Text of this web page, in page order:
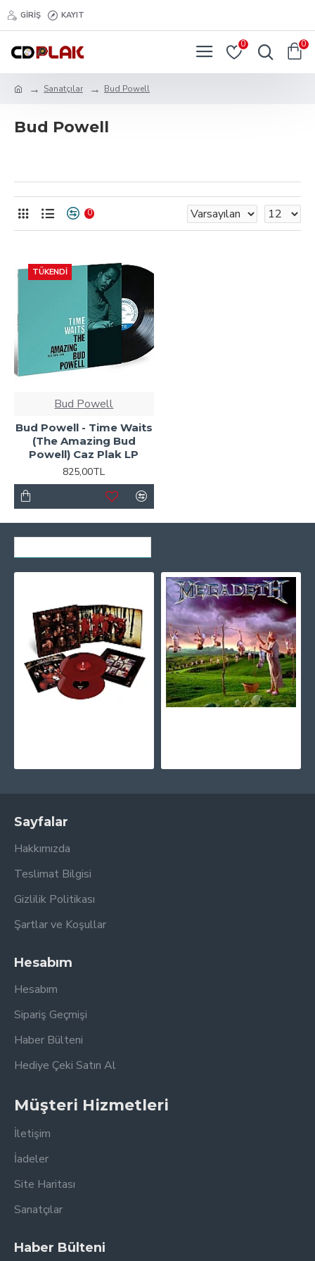
GIRIŞ KAYIT
0 0
Sanatçılar Bud Powell
Bud Powell
0
TÜKENDI
Bud Powell
Bud Powell - Time Waits
(The Amazing Bud
Powell) Caz Plak LP
825,00TL
Sayfalar
Hakkımızda
Teslimat Bilgisi
Gizlilik Politikası
Şartlar ve Koşullar
Hesabım
Hesabım
Sipariş Geçmişi
Haber Bülteni
Hediye Çeki Satın Al
Müşteri Hizmetleri
İletişim
İadeler
Site Haritası
Sanatçılar
Haber Bülteni